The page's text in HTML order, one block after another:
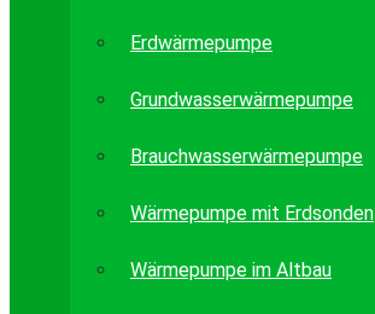
Erdwärmepumpe
Grundwasserwärmepumpe
Brauchwasserwärmepumpe
Wärmepumpe mit Erdsonden
Wärmepumpe im Altbau